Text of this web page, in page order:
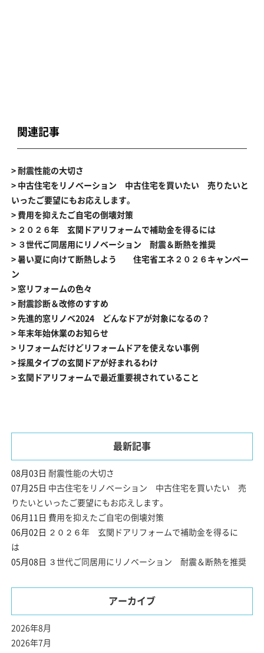
関連記事
> 耐震性能の大切さ
> 中古住宅をリノベーション 中古住宅を買いたい 売りたいと
いったご要望にもお応えします。
> 費用を抑えたご自宅の倒壊対策
> ２０２６年 玄関ドアリフォームで補助金を得るには
> ３世代ご同居用にリノベーション 耐震＆断熱を推奨
> 暑い夏に向けて断熱しよう 住宅省エネ２０２６キャンペー
ン
> 窓リフォームの色々
> 耐震診断＆改修のすすめ
> 先進的窓リノベ2024 どんなドアが対象になるの？
> 年末年始休業のお知らせ
> リフォームだけどリフォームドアを使えない事例
> 採風タイプの玄関ドアが好まれるわけ
> 玄関ドアリフォームで最近重要視されていること
最新記事
08月03日 耐震性能の大切さ
07月25日 中古住宅をリノベーション 中古住宅を買いたい 売
りたいといったご要望にもお応えします。
06月11日 費用を抑えたご自宅の倒壊対策
06月02日
２０２６年 玄関ドアリフォームで補助金を得るに
は
05月08日
３世代ご同居用にリノベーション 耐震＆断熱を推奨
アーカイブ
2026年8月
2026年7月